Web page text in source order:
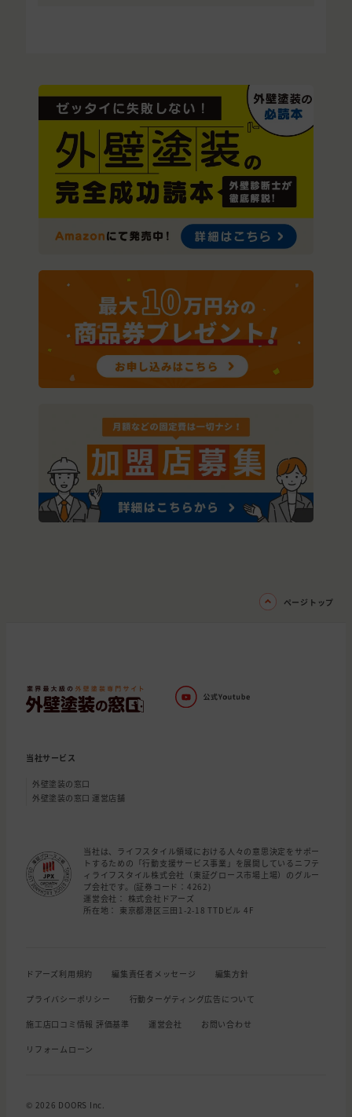
ページトップ
当社サービス
外壁塗装の窓口
外壁塗装の窓口 運営店舗
当社は、ライフスタイル領域における人々の意思決定をサポー
トするための「行動支援サービス事業」を展開しているニフテ
ィライフスタイル株式会社（東証グロース市場上場）のグルー
プ会社です。(証券コード：4262)
運営会社： 株式会社ドアーズ
所在地： 東京都港区三田1-2-18 TTDビル 4F
ドアーズ利用規約 編集責任者メッセージ 編集方針
プライバシーポリシー 行動ターゲティング広告について
施工店口コミ情報 評価基準 運営会社 お問い合わせ
リフォームローン
© 2026 DOORS Inc.